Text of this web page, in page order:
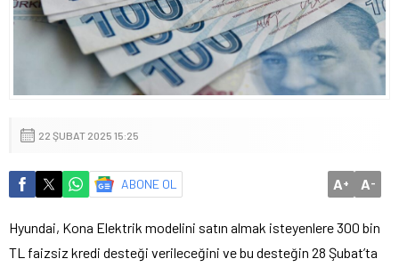
22 ŞUBAT 2025 15:25
ABONE OL A+ A-
Hyundai, Kona Elektrik modelini satın almak isteyenlere 300 bin
TL faizsiz kredi desteği verileceğini ve bu desteğin 28 Şubat’ta